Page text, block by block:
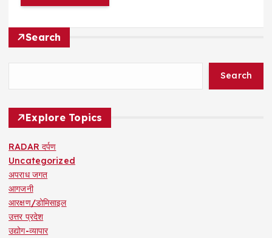
Search
Search
Explore Topics
RADAR दर्पण
Uncategorized
अपराध जगत
आगजनी
आरक्षण/डोमिसाइल
उत्तर प्रदेश
उद्योग-व्यापार